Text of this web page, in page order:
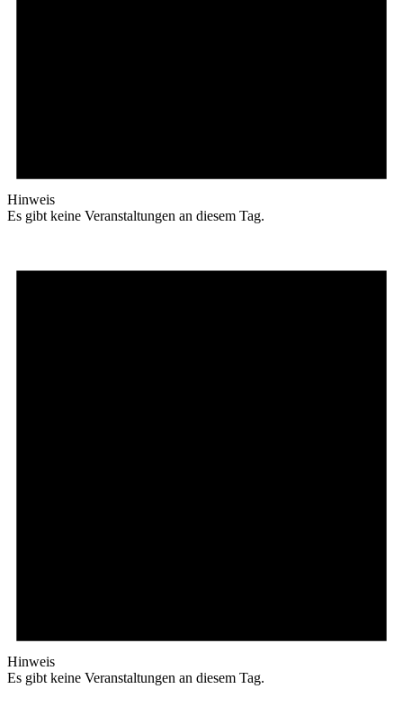
Hinweis
Es gibt keine Veranstaltungen an diesem Tag.
Hinweis
Es gibt keine Veranstaltungen an diesem Tag.